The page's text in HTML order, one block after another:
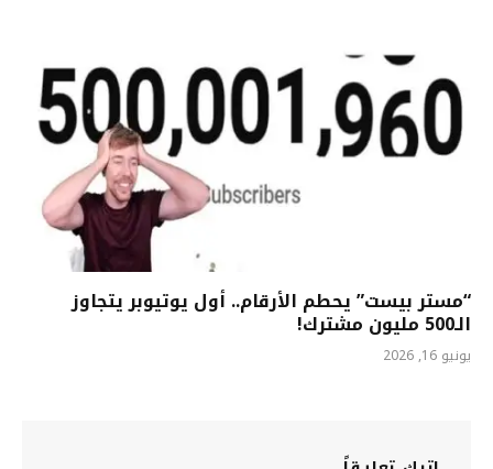
“مستر بيست” يحطم الأرقام.. أول يوتيوبر يتجاوز
الـ500 مليون مشترك!
يونيو 16, 2026